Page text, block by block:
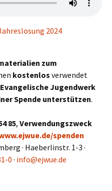
2024
zum
kostenlos verwendet
Evangelische Jugendwerk
Spende unterstützen.
85, Verwendungszweck
spenden
· Haeberlinstr. 1-3 ·
0 · info@ejwue.de